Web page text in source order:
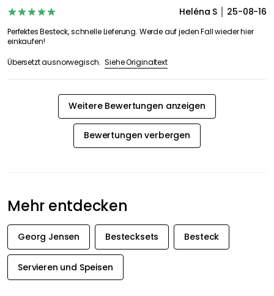
Heléna S 25-08-16
Perfektes Besteck, schnelle Lieferung. Werde auf jeden Fall wieder hier
einkaufen!
Übersetzt ausnorwegisch. Siehe Originaltext
Weitere Bewertungen anzeigen
Bewertungen verbergen
Mehr entdecken
Georg Jensen Bestecksets Besteck
Servieren und Speisen